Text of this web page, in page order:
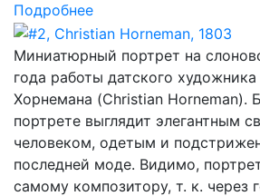
Подробнее
Миниатюрный портрет на
года работы датского
Хорнемана (Christian Horneman).
портрете выглядит элегантным
человеком, одетым и
последней моде. Видимо,
самому композитору, т. к. через